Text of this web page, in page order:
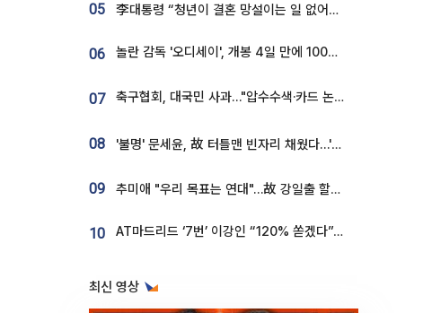
05 李대통령 “청년이 결혼 망설이는 일 없어야...제도상 불이익 조사”
06 놀란 감독 '오디세이', 개봉 4일 만에 100만 돌파⋯'왕사남' 보다 빠르다
07 축구협회, 대국민 사과…"압수수색·카드 논란 사죄, 강도 높은 쇄신"
08 '불명' 문세윤, 故 터틀맨 빈자리 채웠다…'거북이' 눈물의 최종 우승
09 추미애 "우리 목표는 연대"…故 강일출 할머니 흉상 제막
10 AT마드리드 ‘7번’ 이강인 “120% 쏟겠다”⋯시메오네 감독 “필요한 선수”
최신 영상